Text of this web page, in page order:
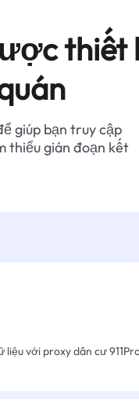
thiết
giúp bạn truy cập
thiểu gián đoạn kết
với proxy dân cư